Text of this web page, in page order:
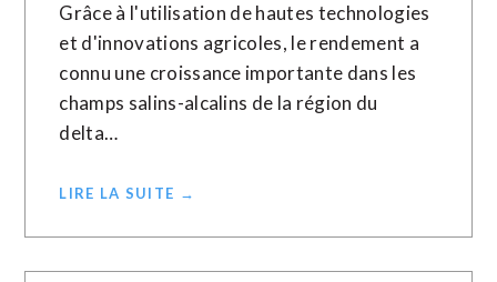
Grâce à l'utilisation de hautes technologies
et d'innovations agricoles, le rendement a
connu une croissance importante dans les
champs salins-alcalins de la région du
delta…
LIRE LA SUITE →